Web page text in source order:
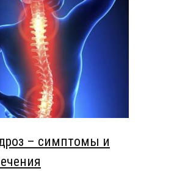
– симптомы и